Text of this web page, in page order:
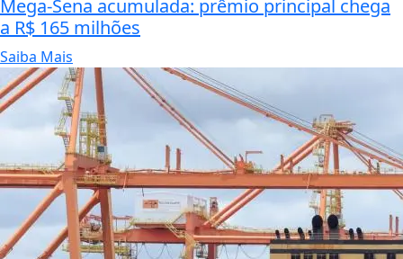
Mega-Sena acumulada: prêmio principal chega
a R$ 165 milhões
Saiba Mais